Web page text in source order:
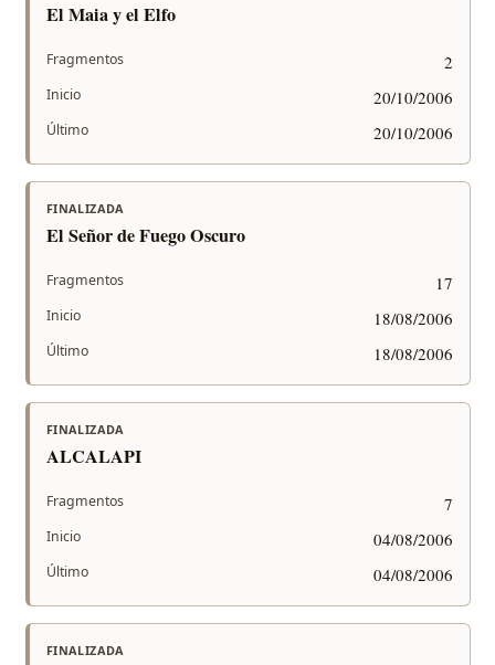
El Maia y el Elfo
Fragmentos 2
Inicio 20/10/2006
Último 20/10/2006
FINALIZADA
El Señor de Fuego Oscuro
Fragmentos 17
Inicio 18/08/2006
Último 18/08/2006
FINALIZADA
ALCALAPI
Fragmentos 7
Inicio 04/08/2006
Último 04/08/2006
FINALIZADA